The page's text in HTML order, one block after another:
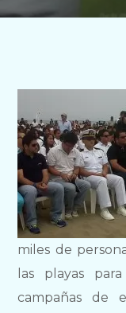
miles de
las playas
campañas de